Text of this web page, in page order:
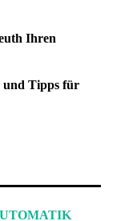
Ihren
und Tipps für